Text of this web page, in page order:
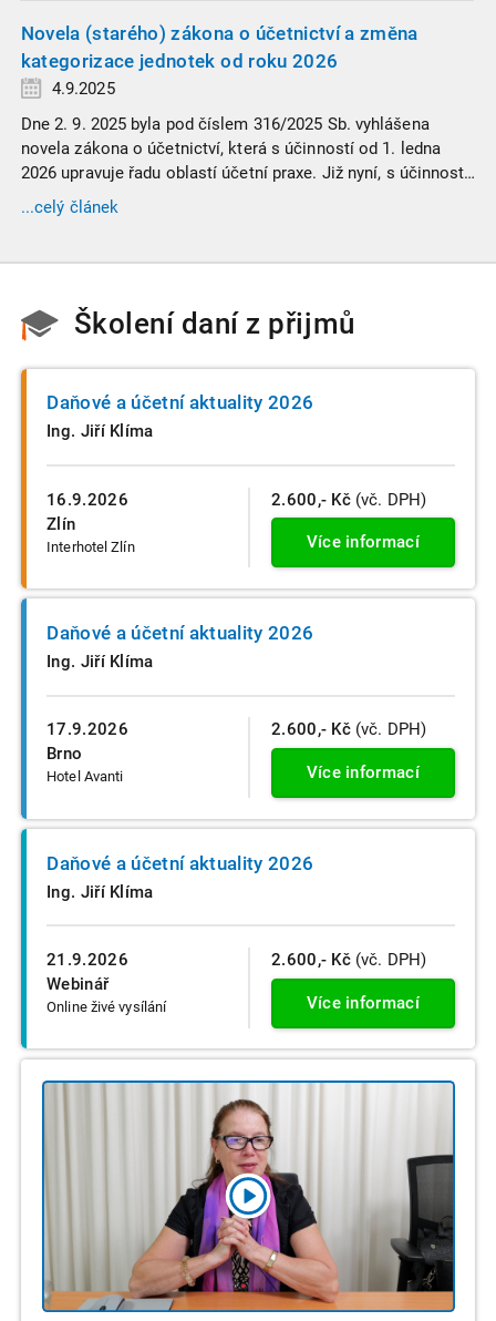
žádného daňového profesionála.
Novela (starého) zákona o účetnictví a změna
kategorizace jednotek od roku 2026
4.9.2025
Dne 2. 9. 2025 byla pod číslem 316/2025 Sb. vyhlášena
novela zákona o účetnictví, která s účinností od 1. ledna
2026 upravuje řadu oblastí účetní praxe. Již nyní, s účinností
od 3. září 2025, platí nová, zvýšená kritéria pro zařazení firem
do velikostních a použijí se zpětně již pro účetní období
...celý článek
Školení daní z přijmů
16.9.2026
Zlín
Interhotel Zlín
Daňové a účetní aktuality 2026
Ing. Jiří Klíma
2.600,- Kč (vč. DPH)
Více informací
17.9.2026
Brno
Hotel Avanti
Daňové a účetní aktuality 2026
Ing. Jiří Klíma
2.600,- Kč (vč. DPH)
Více informací
21.9.2026
Webinář
Online živé vysílání
Daňové a účetní aktuality 2026
Ing. Jiří Klíma
2.600,- Kč (vč. DPH)
Více informací